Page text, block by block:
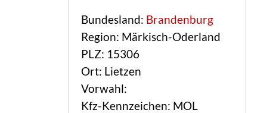
Bundesland: Brandenburg
Region: Märkisch-Oderland
PLZ: 15306
Ort: Lietzen
Vorwahl:
Kfz-Kennzeichen: MOL